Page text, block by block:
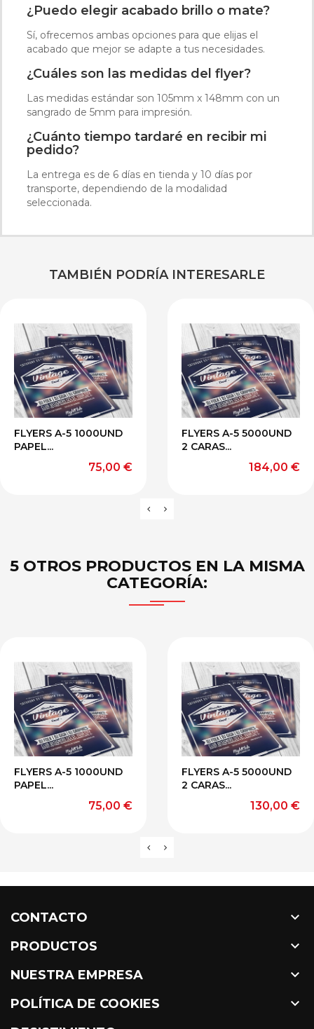
¿Puedo elegir acabado brillo o mate?
Sí, ofrecemos ambas opciones para que elijas el
acabado que mejor se adapte a tus necesidades.
¿Cuáles son las medidas del flyer?
Las medidas estándar son 105mm x 148mm con un
sangrado de 5mm para impresión.
¿Cuánto tiempo tardaré en recibir mi
pedido?
La entrega es de 6 días en tienda y 10 días por
transporte, dependiendo de la modalidad
seleccionada.
TAMBIÉN PODRÍA INTERESARLE
FLYERS A-5 1000UND
PAPEL...
Precio
75,00 €
FLYERS A-5 5000UND
2 CARAS...
Precio
184,00 €
5 OTROS PRODUCTOS EN LA MISMA
CATEGORÍA:
FLYERS A-5 1000UND
PAPEL...
Precio
75,00 €
FLYERS A-5 5000UND
2 CARAS...
Precio
130,00 €
CONTACTO 
PRODUCTOS 
NUESTRA EMPRESA 
POLÍTICA DE COOKIES 